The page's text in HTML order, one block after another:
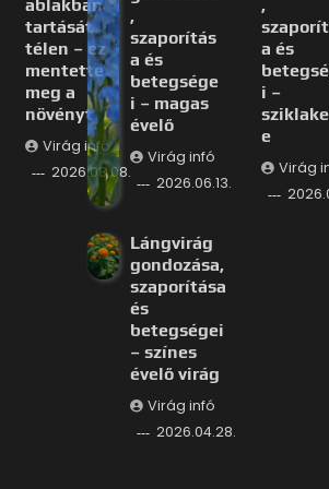
ablakban
tartását
télen – ez
mentette
meg a
növényt
Virág infó
2026.08.08.
,
szaporítás
a és
betegsége
i – magas
évelő
Virág infó
2026.06.13.
,
a és
i –
e
Virág
Lángvirág
gondozása,
szaporítása
és
betegségei
– színes
évelő virág
Virág infó
2026.04.28.